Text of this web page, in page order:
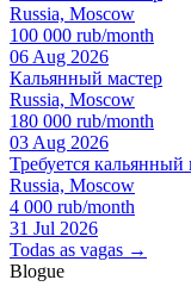
Russia, Moscow
100 000 rub/month
06 Aug 2026
Кальянный мастер
Russia, Moscow
180 000 rub/month
03 Aug 2026
Требуется кальянный
Russia, Moscow
4 000 rub/month
31 Jul 2026
Todas as vagas →
Blogue